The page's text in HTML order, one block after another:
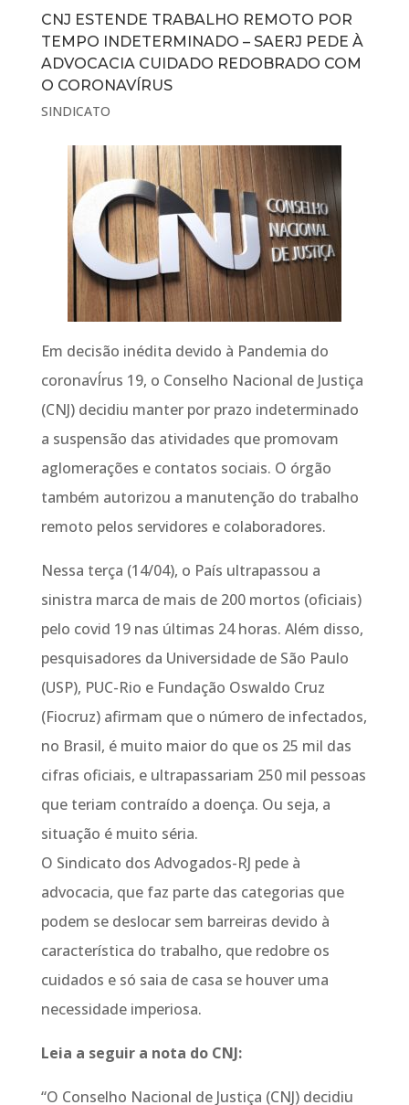
CNJ ESTENDE TRABALHO REMOTO POR
TEMPO INDETERMINADO – SAERJ PEDE À
ADVOCACIA CUIDADO REDOBRADO COM
O CORONAVÍRUS
SINDICATO
Em decisão inédita devido à Pandemia do
coronavÍrus 19, o Conselho Nacional de Justiça
(CNJ) decidiu manter por prazo indeterminado
a suspensão das atividades que promovam
aglomerações e contatos sociais. O órgão
também autorizou a manutenção do trabalho
remoto pelos servidores e colaboradores.
Nessa terça (14/04), o País ultrapassou a
sinistra marca de mais de 200 mortos (oficiais)
pelo covid 19 nas últimas 24 horas. Além disso,
pesquisadores da Universidade de São Paulo
(USP), PUC-Rio e Fundação Oswaldo Cruz
(Fiocruz) afirmam que o número de infectados,
no Brasil, é muito maior do que os 25 mil das
cifras oficiais, e ultrapassariam 250 mil pessoas
que teriam contraído a doença. Ou seja, a
situação é muito séria.
O Sindicato dos Advogados-RJ pede à
advocacia, que faz parte das categorias que
podem se deslocar sem barreiras devido à
característica do trabalho, que redobre os
cuidados e só saia de casa se houver uma
necessidade imperiosa.
Leia a seguir a nota do CNJ:
“O Conselho Nacional de Justiça (CNJ) decidiu